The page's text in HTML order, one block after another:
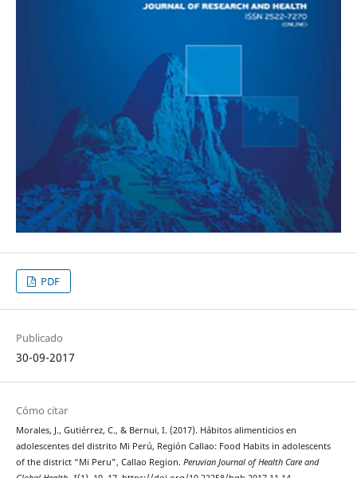
PDF
Publicado
30-09-2017
Cómo citar
Morales, J., Gutiérrez, C., & Bernui, I. (2017). Hábitos alimenticios en
adolescentes del distrito Mi Perú, Región Callao: Food Habits in adolescents
of the district “Mi Peru”, Callao Region. Peruvian Journal of Health Care and